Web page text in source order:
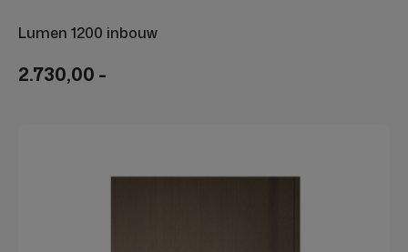
Lumen 1200 inbouw
2.730,00 -